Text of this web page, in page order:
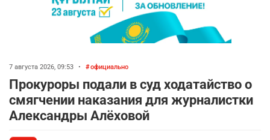
7 августа 2026, 09:53 • официально
Прокуроры подали в суд ходатайство о
смягчении наказания для журналистки
Александры Алёховой